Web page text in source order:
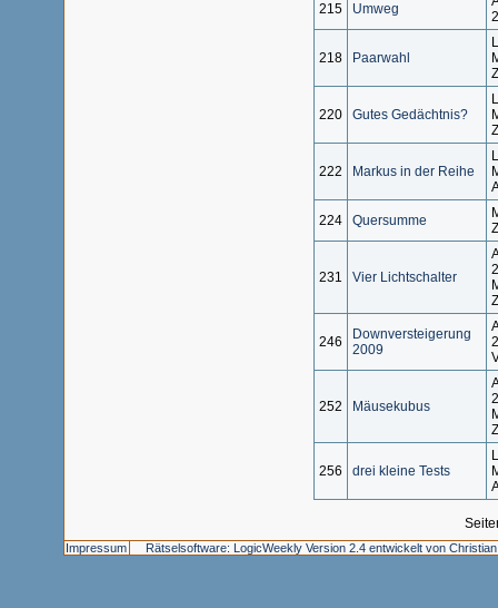
215 Umweg
218 Paarwahl
220 Gutes Gedächtnis?
222 Markus in der Reihe
224 Quersumme
231 Vier Lichtschalter
246
Downversteigerung
2009
252 Mäusekubus
256 drei kleine Tests
Impressum Rätselsoftware: LogicWeekly Version 2.4 entwickelt von